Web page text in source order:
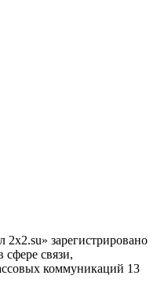
зарегистрировано
связи,
коммуникаций 13